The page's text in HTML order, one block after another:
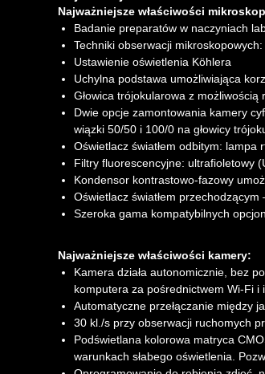
Najważniejsze właściwości
Badanie preparatów w naczyniach
Techniki obserwacji
Ustawienie oświetlenia Köhlera
Uchylna podstawa umożliwiająca
Głowica trójokularowa z
Dwie opcje zamontowania kamery
wiązki 50/50 i 100/0 na głowicy
Oświetlacz światłem odbitym: lampa
Filtry fluorescencyjne: ultrafioletowy
Kondensor kontrastowo-fazowy
Oświetlacz światłem
Szeroka gama kompatybilnych
Najważniejsze właściwości kamery:
Kamera działa autonomicznie, bez
komputera za pośrednictwem Wi-Fi i
Automatyczne przełączanie między
30 kl./s przy obserwacji ruchomych
Podświetlana kolorowa matryca
warunkach słabego oświetlenia.